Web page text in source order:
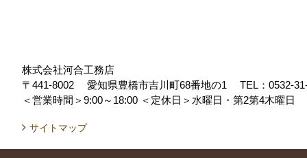
株式会社河合工務店
〒441-8002
愛知県豊橋市吉川町68番地の1 TEL： 0532-
＜営業時間＞9:00～18:00 ＜定休日＞水曜日・第2第4木曜日
サイトマップ